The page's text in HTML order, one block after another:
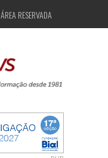
ÁREA RESERVADA